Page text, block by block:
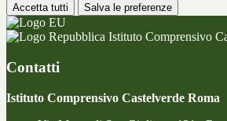
Accetta tutti Salva le preferenze
Istituto Comprensivo
Contatti
Istituto Comprensivo Castelverde Roma